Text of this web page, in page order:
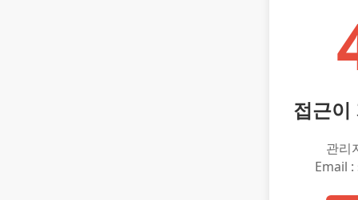
접근이
관리
Email